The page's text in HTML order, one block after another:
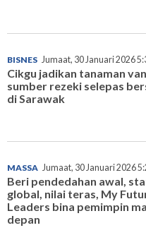
BISNES Jumaat, 30 Januari 2026
Cikgu jadikan tanaman
sumber rezeki selepas
di Sarawak
MASSA Jumaat, 30 Januari 2026
Beri pendedahan awal,
global, nilai teras, My
Leaders bina pemimpin
depan